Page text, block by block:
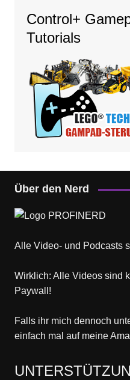
Control+
Tutorials
Über den Nerd
Alle Video- und Podcasts
Wirklich: Alle Videos sind
Paywall!
Falls ihr mich dennoch
einfach mal auf meine